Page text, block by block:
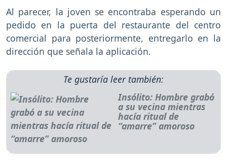
Al parecer, la joven se encontraba esperando un
pedido en la puerta del restaurante del centro
comercial para posteriormente, entregarlo en la
dirección que señala la aplicación.
Te gustaría leer también:
Insólito: Hombre grabó
a su vecina mientras
hacía ritual de
“amarre” amoroso